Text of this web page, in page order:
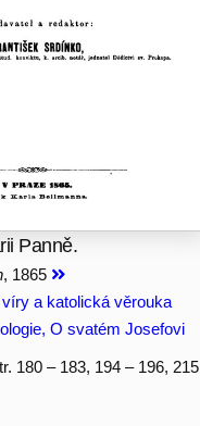
Panně.
, 1865
a katolická věrouka
O svatém Josefovi
180 – 183, 194 – 196,